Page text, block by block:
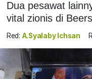
Dua pesawat
vital zionis di
Red: A.Syalaby Ichsan